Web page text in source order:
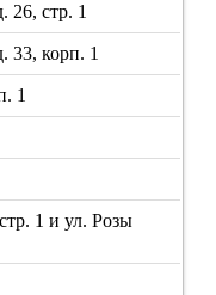
26, стр. 1
33, корп. 1
1
1 и ул. Розы